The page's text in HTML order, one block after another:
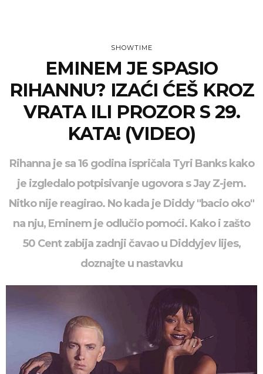
SHOWTIME
EMINEM JE SPASIO
RIHANNU? IZAĆI ĆEŠ KROZ
VRATA ILI PROZOR S 29.
KATA! (VIDEO)
Rihanna je sa 16 godina ispričala Tyri Banks kako
je izgledalo potpisivanje ugovora s Jay Z-jem.
Nitko nije reagirao. No kada je Diddy "bacio oko"
na nju, Eminem je odlučio pomoći. Kako i zašto
50 Cent zabija zadnji čavao u Diddyjev lijes,
doznajte u nastavku